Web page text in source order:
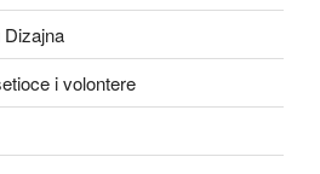
i volontere